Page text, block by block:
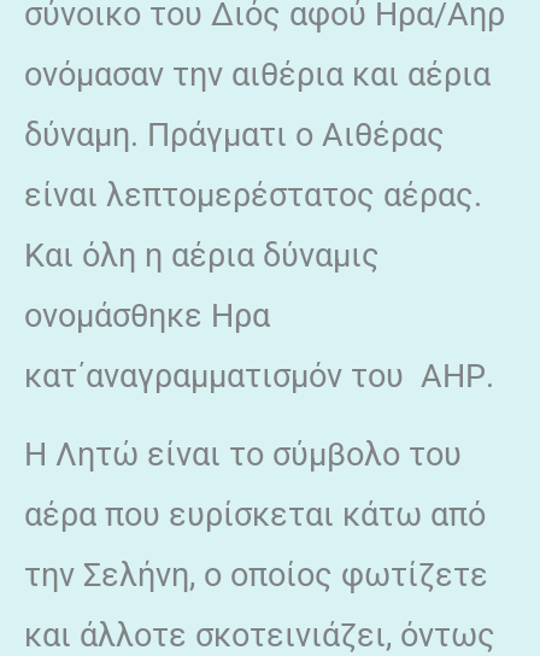
σύνοικο του Διός αφού Ηρα/Αηρ
ονόμασαν την αιθέρια και αέρια
δύναμη. Πράγματι ο Αιθέρας
είναι λεπτομερέστατος αέρας.
Και όλη η αέρια δύναμις
ονομάσθηκε Ηρα
κατ΄αναγραμματισμόν του ΑΗΡ.
Η Λητώ είναι το σύμβολο του
αέρα που ευρίσκεται κάτω από
την Σελήνη, ο οποίος φωτίζετε
και άλλοτε σκοτεινιάζει, όντως